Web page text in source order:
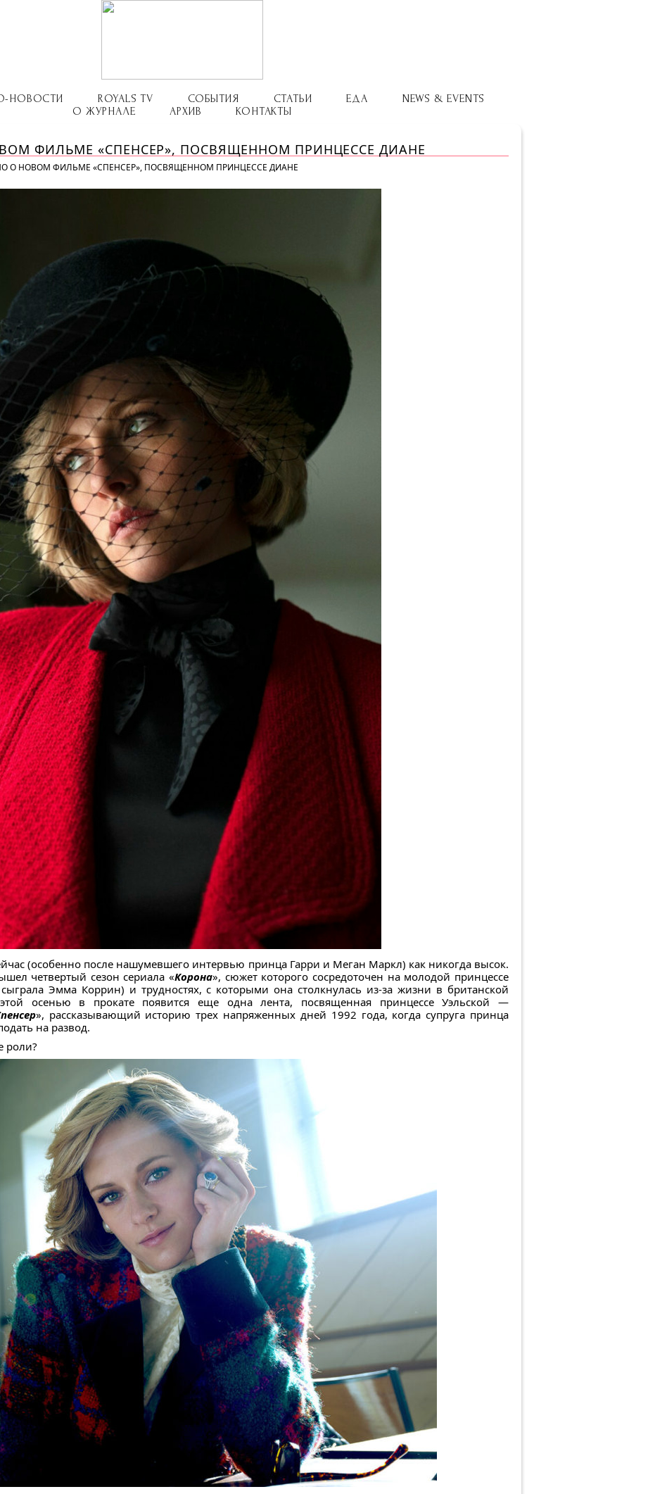
НОВОСТИ ROYALS TV СОБЫТИЯ СТАТЬИ ЕДА
NEWS & EVENTS
О ЖУРНАЛЕ
АРХИВ КОНТАКТЫ
ФИЛЬМЕ «СПЕНСЕР», ПОСВЯЩЕННОМ ПРИНЦЕССЕ ДИАНЕ
О НОВОМ ФИЛЬМЕ «СПЕНСЕР», ПОСВЯЩЕННОМ ПРИНЦЕССЕ ДИАНЕ
(особенно после нашумевшего интервью принца Гарри и Меган Маркл) как никогда высок.
четвертый сезон сериала «Корона», сюжет которого сосредоточен на молодой принцессе
Эмма Коррин) и трудностях, с которыми она столкнулась из-за жизни в британской
осенью в прокате появится еще одна лента, посвященная принцессе Уэльской —
», рассказывающий историю трех напряженных дней 1992 года, когда супруга принца
на развод.
роли?